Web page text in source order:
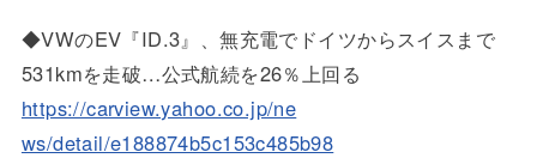
◆VWのEV『ID.3』、無充電でドイツからスイスまで
531kmを走破…公式航続を26％上回る
https://carview.yahoo.co.jp/ne
ws/detail/e188874b5c153c485b98